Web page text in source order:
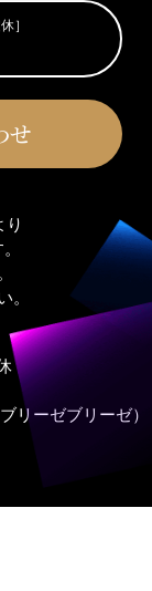
］
せ
り
。
リーゼブリーゼ）